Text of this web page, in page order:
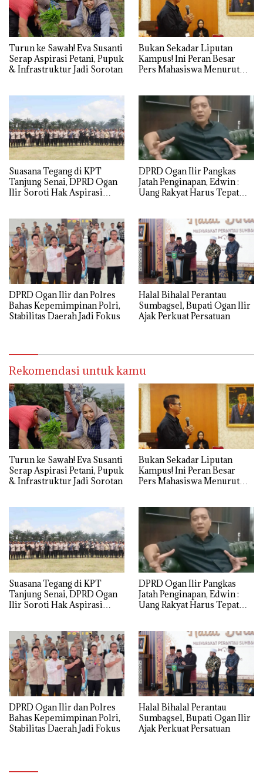
Turun ke Sawah! Eva Susanti
Serap Aspirasi Petani, Pupuk
& Infrastruktur Jadi Sorotan
Bukan Sekadar Liputan
Kampus! Ini Peran Besar
Pers Mahasiswa Menurut
Suasana Tegang di KPT
Tanjung Senai, DPRD Ogan
Ilir Soroti Hak Aspirasi
DPRD Ogan Ilir Pangkas
Jatah Penginapan, Edwin :
Uang Rakyat Harus Tepat
DPRD Ogan Ilir dan Polres
Bahas Kepemimpinan Polri,
Stabilitas Daerah Jadi Fokus
Halal Bihalal Perantau
Sumbagsel, Bupati Ogan Ilir
Ajak Perkuat Persatuan
Rekomendasi untuk kamu
Turun ke Sawah! Eva Susanti
Serap Aspirasi Petani, Pupuk
& Infrastruktur Jadi Sorotan
Bukan Sekadar Liputan
Kampus! Ini Peran Besar
Pers Mahasiswa Menurut
Suasana Tegang di KPT
Tanjung Senai, DPRD Ogan
Ilir Soroti Hak Aspirasi
DPRD Ogan Ilir Pangkas
Jatah Penginapan, Edwin :
Uang Rakyat Harus Tepat
DPRD Ogan Ilir dan Polres
Bahas Kepemimpinan Polri,
Stabilitas Daerah Jadi Fokus
Halal Bihalal Perantau
Sumbagsel, Bupati Ogan Ilir
Ajak Perkuat Persatuan